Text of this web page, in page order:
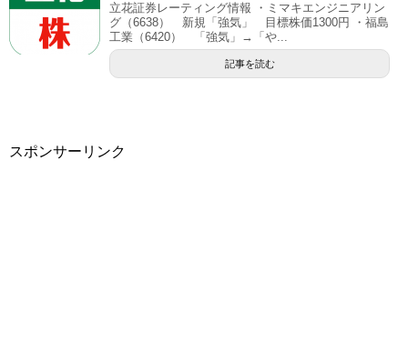
立花証券レーティング情報 ・ミマキエンジニアリン
グ（6638） 新規「強気」 目標株価1300円 ・福島
工業（6420） 「強気」→「や...
記事を読む
スポンサーリンク